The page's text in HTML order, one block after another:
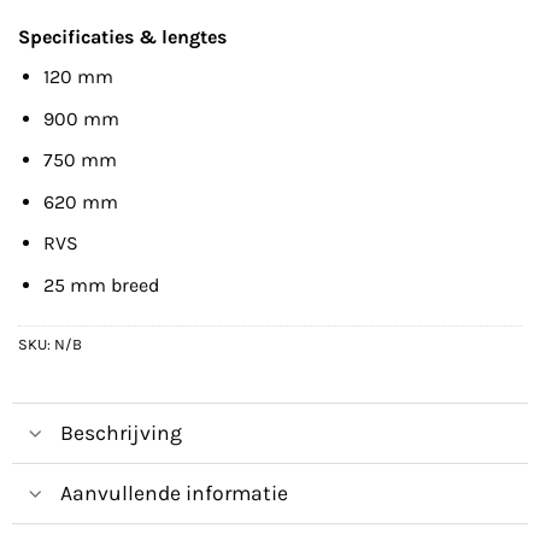
Specificaties & lengtes
120 mm
900 mm
750 mm
620 mm
RVS
25 mm breed
SKU: N/B
Beschrijving
Aanvullende informatie